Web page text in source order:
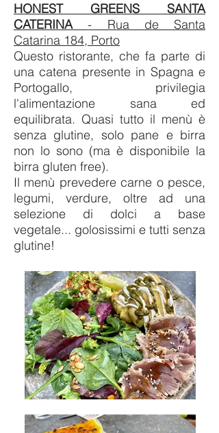
HONEST GREENS SANTA
CATERINA- Rua de Santa
Catarina 184, Porto
Questo ristorante, che fa parte di
una catena presente in Spagna e
Portogallo, privilegia
l'alimentazione sana ed
equilibrata. Quasi tutto il menù è
senza glutine, solo pane e birra
non lo sono (ma è disponibile la
birra gluten free).
Il menù prevedere carne o pesce,
legumi, verdure, oltre ad una
selezione di dolci a base
vegetale... golosissimi e tutti senza
glutine!